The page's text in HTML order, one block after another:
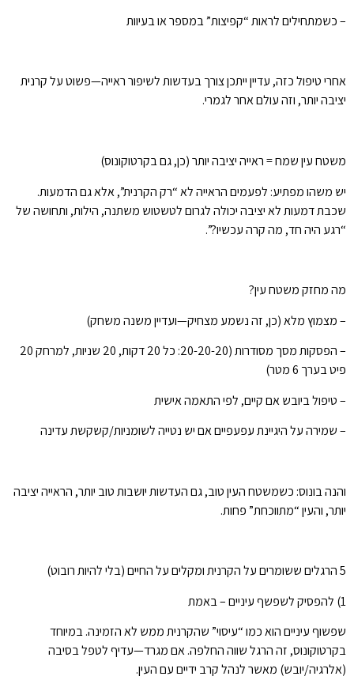
– כשמתחילים לראות “קפיצות” במספר או בעיוות
אחרי טיפול כזה, עדיין ייתכן צורך בעדשות לשיפור ראייה—פשוט על קרנית
יציבה יותר, וזה עולם אחר לגמרי.
משטח עין שמח = ראייה יציבה יותר (כן, גם בקרטוקונוס)
יש משהו מפתיע: לפעמים הראייה לא “רק הקרנית”, אלא גם הדמעות.
שכבת דמעות לא יציבה יכולה לגרום לטשטוש משתנה, הילות, ותחושה של
“רגע היה חד, מה קרה עכשיו?”.
מה מחזק משטח עין?
– מצמוץ מלא (כן, זה נשמע מצחיק—ועדיין משנה משחק)
– הפסקות מסך מסודרות (20-20-20: כל 20 דקות, 20 שניות, למרחק 20
פיט בערך 6 מטר)
– טיפול ביובש אם קיים, לפי התאמה אישית
– שמירה על היגיינת עפעפיים אם יש נטייה לשומניות/קשקשת עדינה
והנה בונוס: כשמשטח העין טוב, גם העדשות יושבות טוב יותר, הראייה יציבה
יותר, והעין “מתווכחת” פחות.
5 הרגלים ששומרים על הקרנית ומקלים על החיים (בלי להיות רובוט)
1) להפסיק לשפשף עיניים – באמת
שפשוף עיניים הוא כמו “עיסוי” שהקרנית ממש לא הזמינה. במיוחד
בקרטוקונוס, זה הרגל שווה החלפה. אם מגרד—עדיף לטפל בסיבה
(אלרגיה/יובש) מאשר לנהל קרב ידיים עם העין.